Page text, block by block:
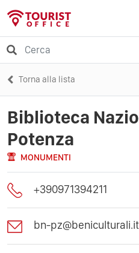
Torna alla lista
Biblioteca
Potenza
MONUMENTI
+390971394211
bn-pz@beniculturali.it